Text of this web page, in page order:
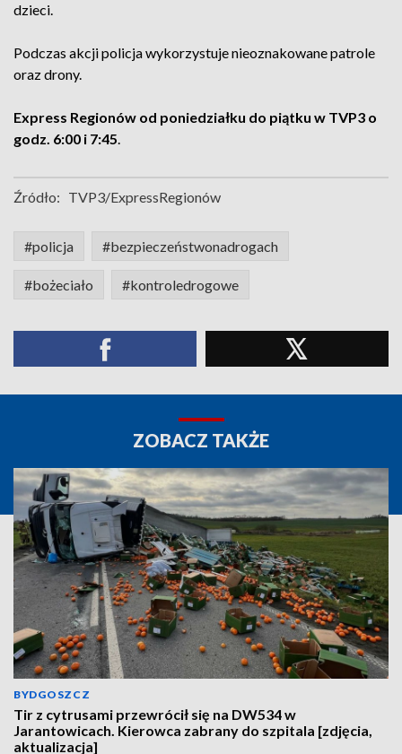
dzieci.
Podczas akcji policja wykorzystuje nieoznakowane patrole
oraz drony.
Express Regionów od poniedziałku do piątku w TVP3 o
godz. 6:00 i 7:45.
Źródło: TVP3/ExpressRegionów
#policja #bezpieczeństwonadrogach
#bożeciało #kontroledrogowe
ZOBACZ TAKŻE
BYDGOSZCZ
Tir z cytrusami przewrócił się na DW534 w
Jarantowicach. Kierowca zabrany do szpitala [zdjęcia,
aktualizacja]